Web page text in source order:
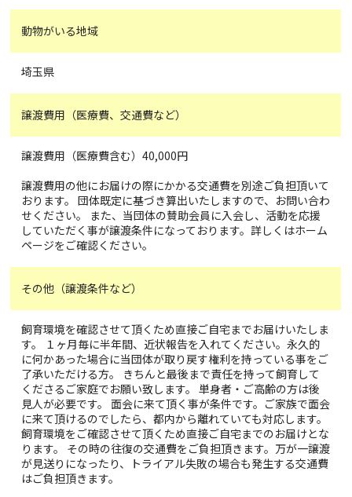
動物がいる地域
埼玉県
譲渡費用（医療費、交通費など）
譲渡費用（医療費含む）40,000円
譲渡費用の他にお届けの際にかかる交通費を別途ご負担頂いて
おります。 団体既定に基づき算出いたしますので、お問い合わ
せください。 また、当団体の賛助会員に入会し、活動を応援
していただく事が譲渡条件になっております。詳しくはホーム
ページをご確認ください。
その他（譲渡条件など）
飼育環境を確認させて頂くため直接ご自宅までお届けいたしま
す。 １ヶ月毎に半年間、近状報告を入れてください。永久的
に何かあった場合に当団体が取り戻す権利を持っている事をご
了承いただける方。 きちんと最後まで責任を持って飼育して
くださるご家庭でお願い致します。 単身者・ご高齢の方は後
見人が必要です。 面会に来て頂く事が条件です。ご家族で面会
に来て頂けるのでしたら、都内から離れていても対応します。
飼育環境をご確認させて頂くため直接ご自宅までのお届けとな
ります。 その時の往復の交通費をご負担頂きます。万が一譲渡
が見送りになったり、トライアル失敗の場合も発生する交通費
はご負担頂きます。